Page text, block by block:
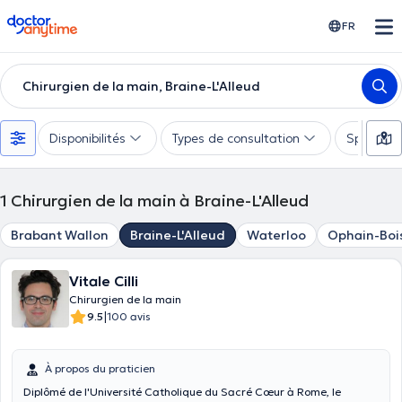
doctoranytime FR
Chirurgien de la main, Braine-L'Alleud
Disponibilités Types de consultation
1 Chirurgien de la main à Braine-L'Alleud
Brabant Wallon Braine-L'Alleud Waterloo Ophain-
Vitale Cilli
Chirurgien de la main
9.5|100 avis
À propos du praticien
Diplômé de l'Université Catholique du Sacré Cœur à Rome, le